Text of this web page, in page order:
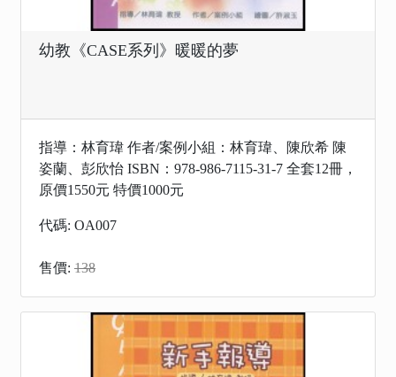
幼教《CASE系列》暖暖的夢
指導：林育瑋 作者/案例小組：林育瑋、陳欣希 陳
姿蘭、彭欣怡 ISBN：978-986-7115-31-7 全套12冊，
原價1550元 特價1000元
代碼: OA007
售價: 138